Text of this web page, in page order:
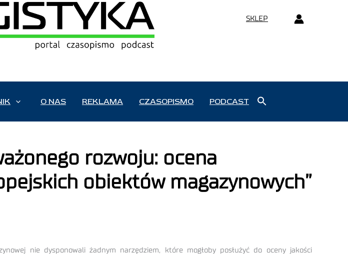
SKLEP
O NAS REKLAMA CZASOPISMO PODCAST
rozwoju: ocena
obiektów magazynowych”
nie dysponowali żadnym narzędziem, które mogłoby posłużyć do oceny jakości